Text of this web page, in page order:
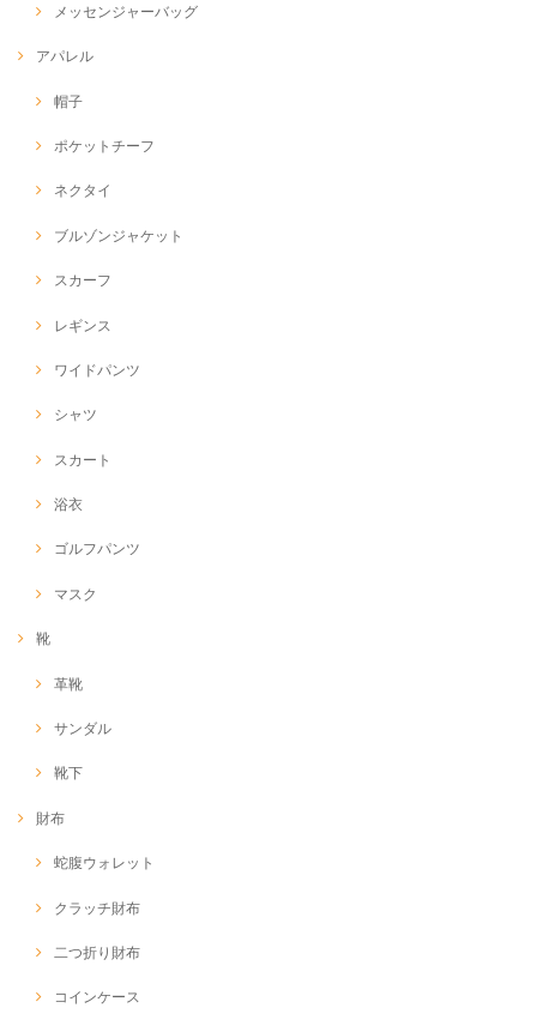
メッセンジャーバッグ
アパレル
帽子
ポケットチーフ
ネクタイ
ブルゾンジャケット
スカーフ
レギンス
ワイドパンツ
シャツ
スカート
浴衣
ゴルフパンツ
マスク
靴
革靴
サンダル
靴下
財布
蛇腹ウォレット
クラッチ財布
二つ折り財布
コインケース